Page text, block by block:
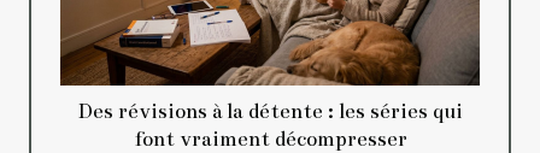
Des révisions à la détente : les séries qui
font vraiment décompresser